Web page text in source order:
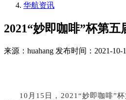
华航资讯
2021“妙即咖啡”杯第
来源：huahang 发布时间：2021-10-
10月15日，2021“妙即咖啡”